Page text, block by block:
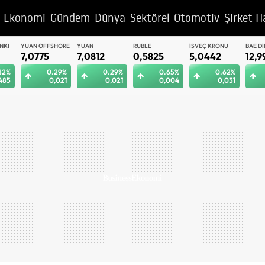
Ekonomi Gündem Dünya Sektörel Otomotiv Şirket
YUAN OFFSHORE
7,0775
0.29%
0,021
YUAN
7,0812
0.29%
0,021
RUBLE
0,5825
0.65%
0,004
İSVEÇ KRONU
5,0442
0.62%
0,031
BAE DIRHEMI
12,9992